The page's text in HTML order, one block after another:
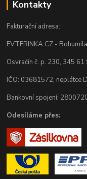
Kontakty
Fakturační adresa:
EVTERINKA.CZ -
Osvračín č. p. 230, 345 61
IČO: 03681572, neplátce
Bankovní spojení:
Odesíláme přes: